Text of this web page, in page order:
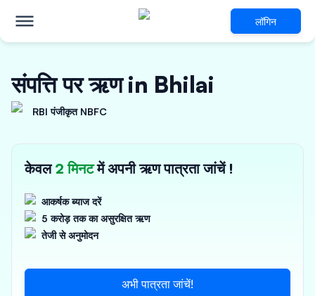
लॉगिन
संपत्ति पर ऋण in Bhilai
RBI पंजीकृत NBFC
केवल2 मिनटमें अपनी ऋण पात्रता जांचें !
आकर्षक ब्याज दरें
5 करोड़ तक का असुरक्षित ऋण
तेजी से अनुमोदन
अभी पात्रता जांचें!